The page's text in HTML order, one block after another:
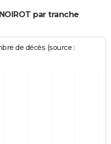
par tranche
de décès (source :